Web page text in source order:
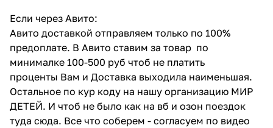
Если через Авито:
Авито доставкой отправляем только по 100%
предоплате. В Авито ставим за товар по
минималке 100-500 руб чтоб не платить
проценты Вам и Доставка выходила наименьшая.
Остальное по кур коду на нашу организацию МИР
ДЕТЕЙ. И чтоб не было как на вб и озон поездок
туда сюда. Все что соберем - согласуем по видео